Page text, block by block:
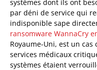
systèmes dont ils ont
par déni de service qui
indisponible sape
ransomware WannaCry
Royaume-Uni, est un
services médicaux
systèmes étaient